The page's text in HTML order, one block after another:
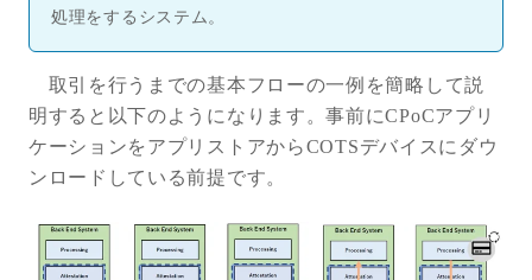
処理をするシステム。
取引を行うまでの基本フローの一例を簡略して説
明すると以下のようになります。事前にCPoCアプリ
ケーションをアプリストアからCOTSデバイスにダウ
ンロードしている前提です。